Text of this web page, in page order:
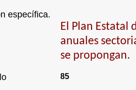
específica.
El Plan Estatal
anuales
se propongan.
85